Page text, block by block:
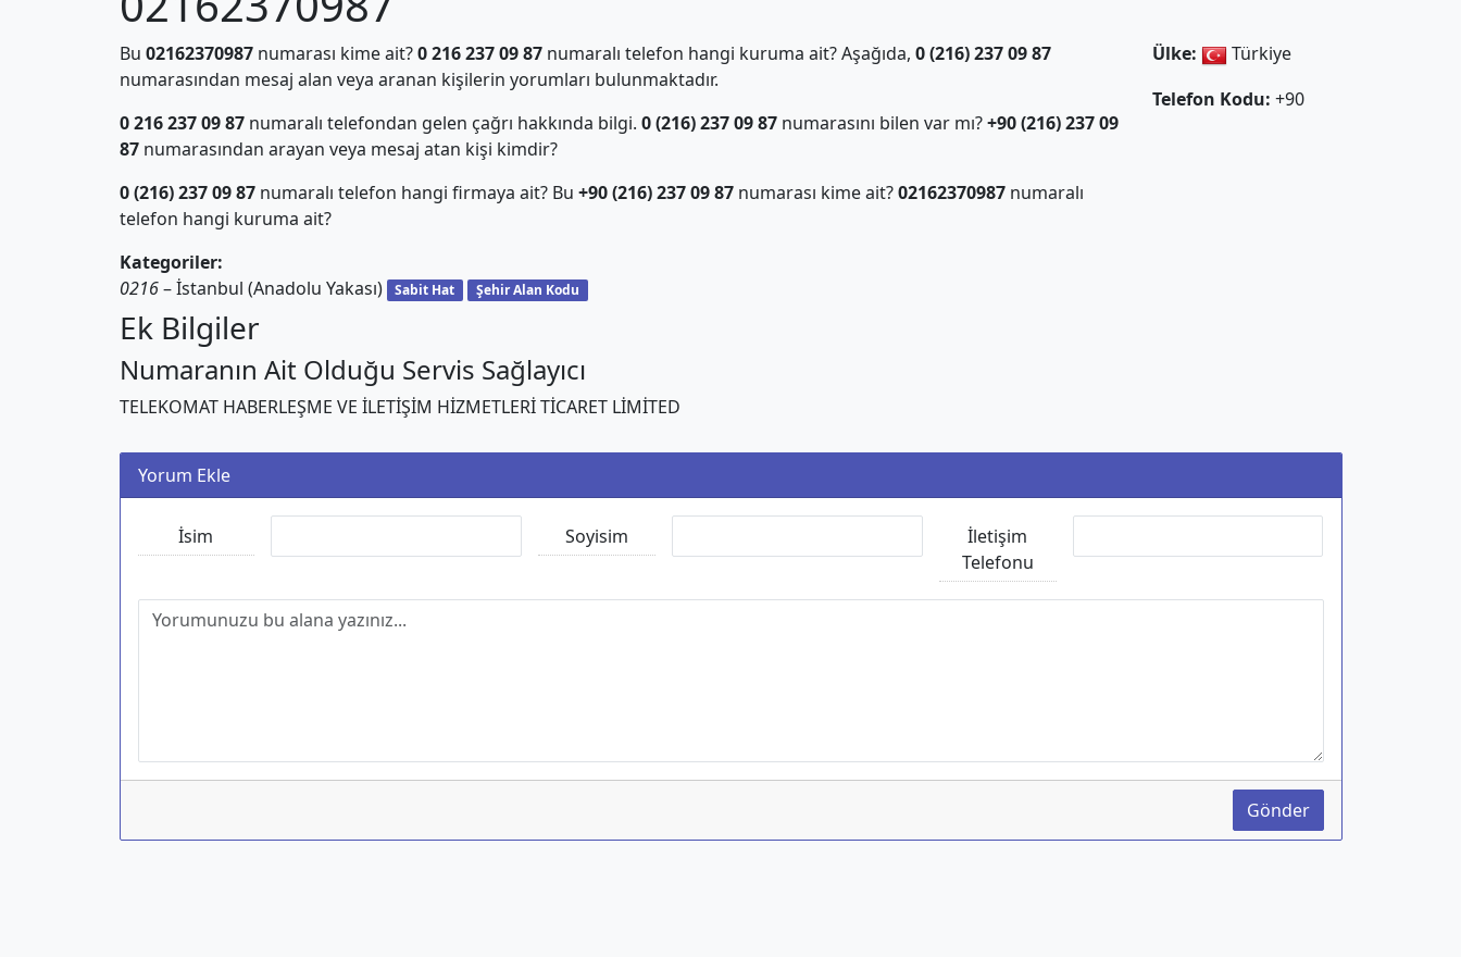
Bu 02162370987numarası kime ait?0 216 237 09 87numaralı telefon hangi kuruma ait? Aşağıda, 0 (216) 237 09 87
numarasından mesaj alan veya aranan kişilerin yorumları bulunmaktadır.
0 216 237 09 87numaralı telefondan gelen çağrı hakkında bilgi. 0 (216) 237 09 87numarasını bilen var mı?+90 (216) 237 09
87numarasından arayan veya mesaj atan kişi kimdir?
0 (216) 237 09 87numaralı telefon hangi firmaya ait? Bu +90 (216) 237 09 87numarası kime ait?02162370987numaralı
telefon hangi kuruma ait?
Kategoriler:
0216– İstanbul (Anadolu Yakası) Sabit Hat Şehir Alan Kodu
Ülke:
Türkiye
Telefon Kodu: +90
Ek Bilgiler
Numaranın Ait Olduğu Servis Sağlayıcı
TELEKOMAT HABERLEŞME VE İLETİŞİM HİZMETLERİ TİCARET LİMİTED
Yorum Ekle
İsim Soyisim
İletişim
Telefonu
Gönder